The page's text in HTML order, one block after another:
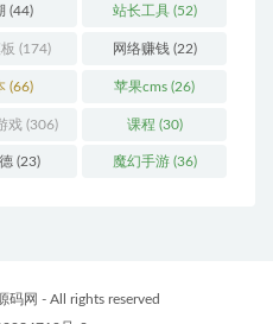
(44) 站长工具(52)
(174) 网络赚钱(22)
(66) 苹果cms (26)
戏 (306) 课程 (30)
(23) 魔幻手游(36)
码网 - All rights reserved